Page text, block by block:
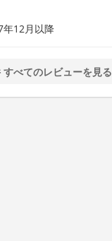
12月以降
すべてのレビューを見る